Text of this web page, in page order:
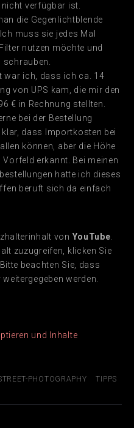
verfügbar ist.
die Gegenlichtblende
muss sie jedes Mal
nutzen möchte und
war ich, dass ich ca. 14
von UPS kam, die mir den
€ in Rechnung stellten.
bei der Bestellung
dass Importkosten bei
können, aber die Höhe
erkannt. Bei meinen
hatte ich dieses
beruft sich da einfach
von YouTube
zuzugreifen, klicken Sie
beachten Sie, dass
werden.
und Inhalte
PHOTOGRAPHY TIPPS